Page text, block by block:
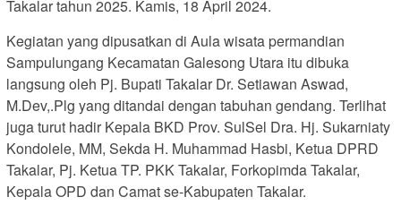
Takalar tahun 2025. Kamis, 18 April 2024.
Kegiatan yang dipusatkan di Aula wisata permandian
Sampulungang Kecamatan Galesong Utara itu dibuka
langsung oleh Pj. Bupati Takalar Dr. Setiawan Aswad,
M.Dev,.Plg yang ditandai dengan tabuhan gendang. Terlihat
juga turut hadir Kepala BKD Prov. SulSel Dra. Hj. Sukarniaty
Kondolele, MM, Sekda H. Muhammad Hasbi, Ketua DPRD
Takalar, Pj. Ketua TP. PKK Takalar, Forkopimda Takalar,
Kepala OPD dan Camat se-Kabupaten Takalar.